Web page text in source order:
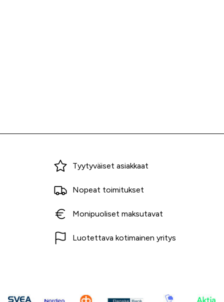
Miksi ostaa Tarvikekeskuksesta?
Tyytyväiset asiakkaat
Nopeat toimitukset
Monipuoliset maksutavat
Luotettava kotimainen yritys